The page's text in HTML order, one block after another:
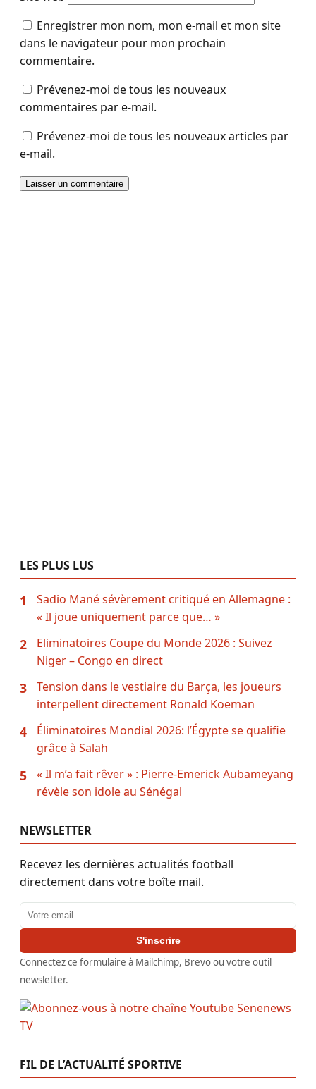
Enregistrer mon nom, mon e-mail et mon site
dans le navigateur pour mon prochain
commentaire.
Prévenez-moi de tous les nouveaux
commentaires par e-mail.
Prévenez-moi de tous les nouveaux articles par
e-mail.
LES PLUS LUS
1
Sadio Mané sévèrement critiqué en Allemagne :
« Il joue uniquement parce que… »
2
Eliminatoires Coupe du Monde 2026 : Suivez
Niger – Congo en direct
3
Tension dans le vestiaire du Barça, les joueurs
interpellent directement Ronald Koeman
4
Éliminatoires Mondial 2026: l’Égypte se qualifie
grâce à Salah
5
« Il m’a fait rêver » : Pierre-Emerick Aubameyang
révèle son idole au Sénégal
NEWSLETTER
Recevez les dernières actualités football
directement dans votre boîte mail.
Adresse email
S'inscrire
Connectez ce formulaire à Mailchimp, Brevo ou votre outil
newsletter.
FIL DE L’ACTUALITÉ SPORTIVE